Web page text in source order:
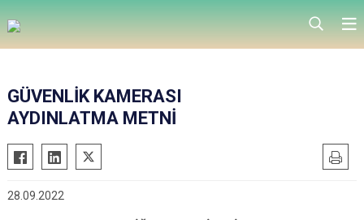
GÜVENLİK KAMERASI
AYDINLATMA METNİ
28.09.2022